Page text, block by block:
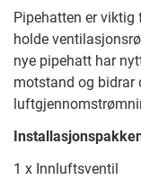
Pipehatten er
holde
nye pipehatt har
motstand og bidrar
1 x Innluftsventil